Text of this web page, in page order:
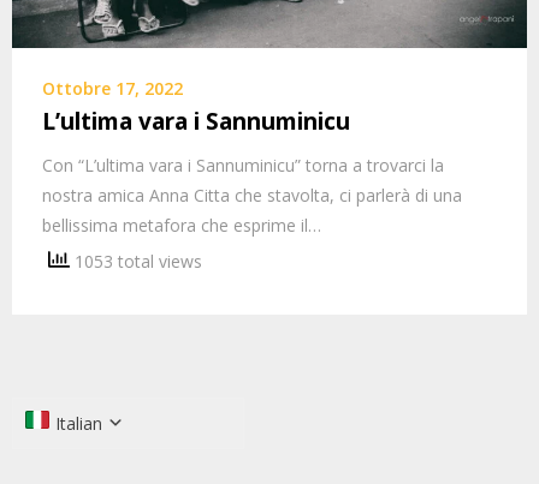
Ottobre 17, 2022
L’ultima vara i Sannuminicu
Con “L’ultima vara i Sannuminicu” torna a trovarci la
nostra amica Anna Citta che stavolta, ci parlerà di una
bellissima metafora che esprime il…
1053 total views
Italian